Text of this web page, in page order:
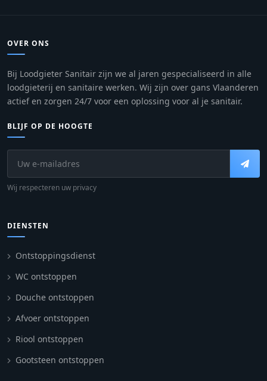
OVER ONS
Bij Loodgieter Sanitair zijn we al jaren gespecialiseerd in alle
loodgieterij en sanitaire werken. Wij zijn over gans Vlaanderen
actief en zorgen 24/7 voor een oplossing voor al je sanitair.
BLIJF OP DE HOOGTE
Wij respecteren uw privacy
DIENSTEN
Ontstoppingsdienst
WC ontstoppen
Douche ontstoppen
Afvoer ontstoppen
Riool ontstoppen
Gootsteen ontstoppen